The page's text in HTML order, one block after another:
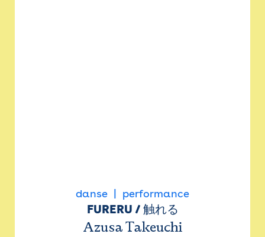
danse performance
FURERU / 触れる
Azusa Takeuchi